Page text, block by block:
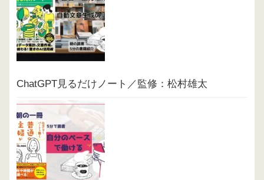
ChatGPT見るだけノート／監修：松村雄太